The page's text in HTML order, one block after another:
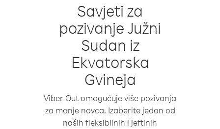
Savjeti za
pozivanje Južni
Sudan iz
Ekvatorska
Gvineja
Viber Out omogućuje više pozivanja
za manje novca. Izaberite jedan od
naših fleksibilnih i jeftinih